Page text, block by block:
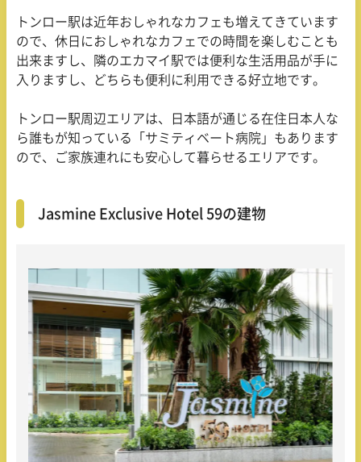
トンロー駅は近年おしゃれなカフェも増えてきています
ので、休日におしゃれなカフェでの時間を楽しむことも
出来ますし、隣のエカマイ駅では便利な生活用品が手に
入りますし、どちらも便利に利用できる好立地です。
トンロー駅周辺エリアは、日本語が通じる在住日本人な
ら誰もが知っている「サミティベート病院」もあります
ので、ご家族連れにも安心して暮らせるエリアです。
Jasmine Exclusive Hotel 59の建物